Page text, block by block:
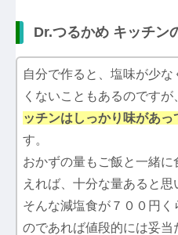
Dr.つるかめ キッチン
自分で作ると、塩味が少な
くないこともあるのですが
ッチンはしっかり味があっ
す。
おかずの量もご飯と一緒に
えれば、十分な量あると思
そんな減塩食が７００円く
のであれば値段的には妥当